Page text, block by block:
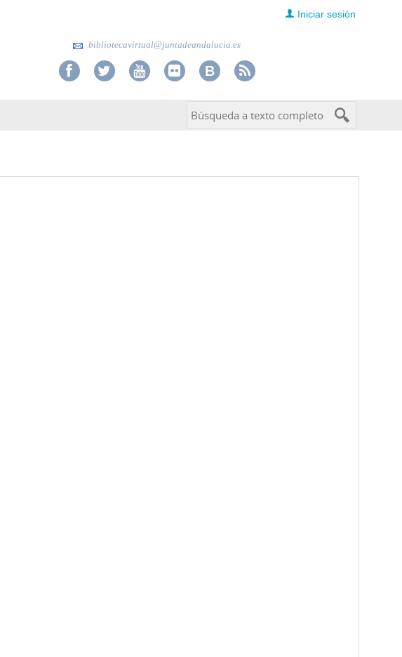
Iniciar sesión
bibliotecavirtual@juntadeandalucia.es